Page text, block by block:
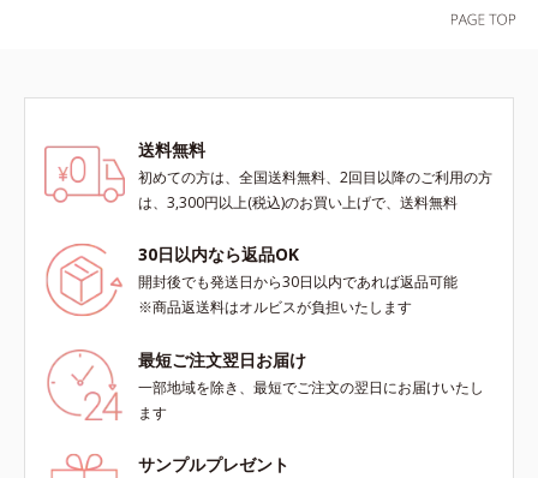
い匂い”を長時間お楽しみいただけ
ます。
ポリマー*4 ローマカミツレ花エキ
っとキープします。*1 ダイズステ
ロール配合＝毛髪補修成分*2 ジエ
チルヘキサン酸ネオペンチルグリコ
合＝保水効果の高い毛髪保護成分各
商品の詳しい情報は商品ページをご
覧ください。・BEAUTY夏祭りは、
は、こちら
送料無料
初めての方は、全国送料無料、2回目以降のご利用の方
は、3,300円以上(税込)のお買い上げで、送料無料
30日以内なら返品OK
開封後でも発送日から30日以内であれば返品可能
※商品返送料はオルビスが負担いたします
最短ご注文翌日お届け
一部地域を除き、最短でご注文の翌日にお届けいたし
ます
サンプルプレゼント